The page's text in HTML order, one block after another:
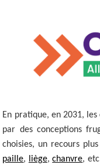
En pratique, en 2031,
par des conceptions
choisies, un recours
paille, liège,chanvre,